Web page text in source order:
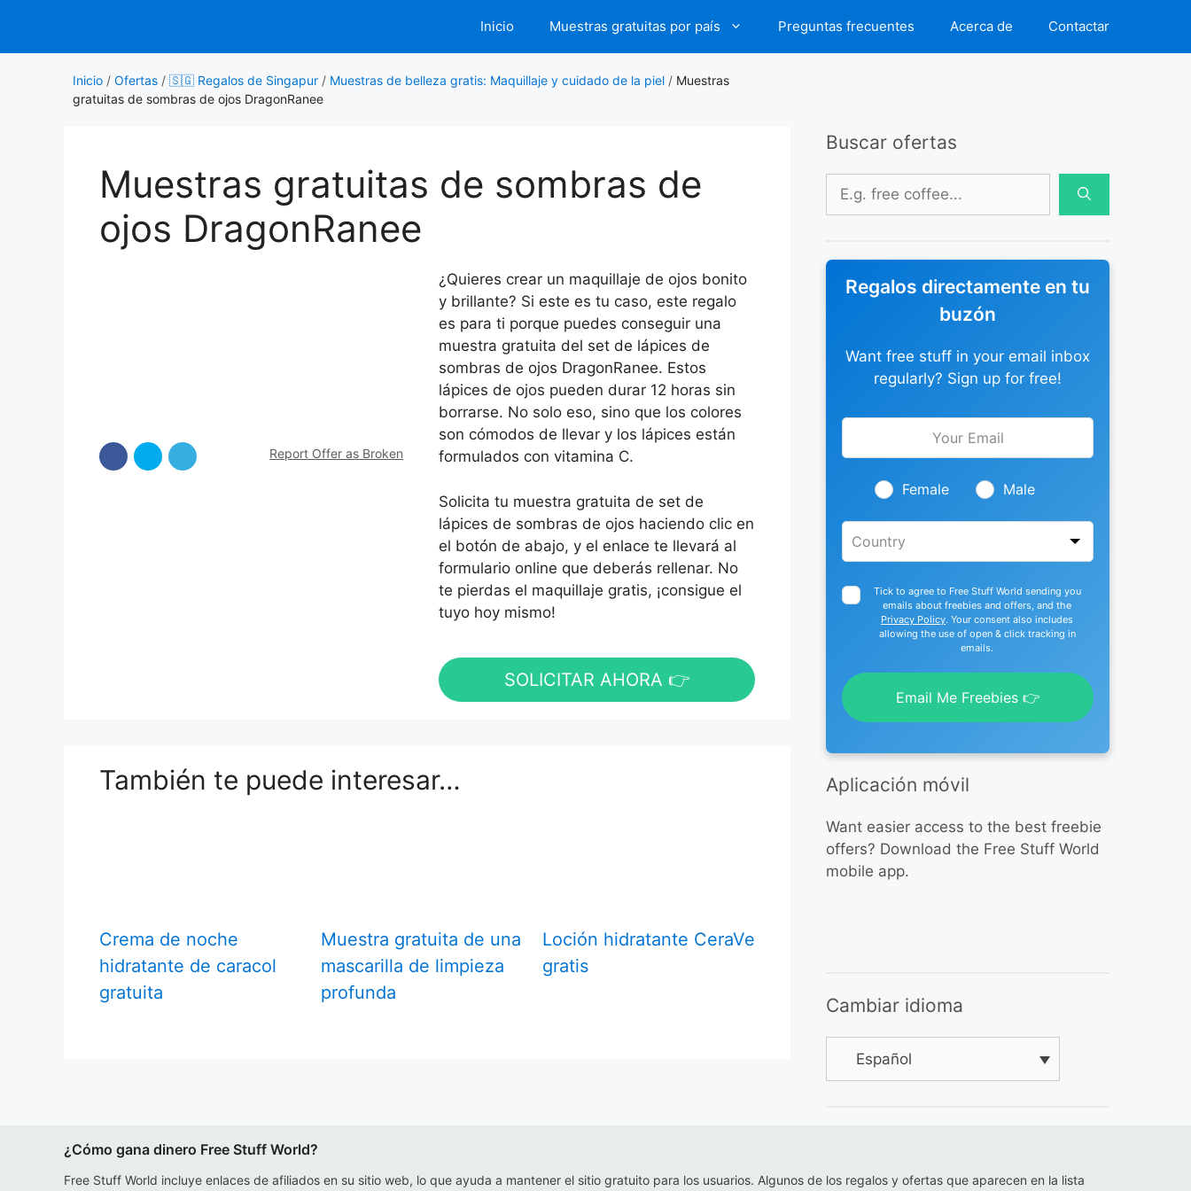
contenido
Inicio Muestras gratuitas por país Preguntas frecuentes Acerca de Contactar
Inicio / Ofertas / 🇸🇬 Regalos de Singapur / Muestras de belleza gratis: Maquillaje y cuidado de la piel / Muestras
gratuitas de sombras de ojos DragonRanee
Muestras gratuitas de sombras de
ojos DragonRanee
Report Offer as Broken
¿Quieres crear un maquillaje de ojos bonito
y brillante? Si este es tu caso, este regalo
es para ti porque puedes conseguir una
muestra gratuita del set de lápices de
sombras de ojos DragonRanee. Estos
lápices de ojos pueden durar 12 horas sin
borrarse. No solo eso, sino que los colores
son cómodos de llevar y los lápices están
formulados con vitamina C.
Solicita tu muestra gratuita de set de
lápices de sombras de ojos haciendo clic en
el botón de abajo, y el enlace te llevará al
formulario online que deberás rellenar. No
te pierdas el maquillaje gratis, ¡consigue el
tuyo hoy mismo!
SOLICITAR AHORA 👉
También te puede interesar…
Crema de noche
hidratante de caracol
gratuita
Muestra gratuita de una
mascarilla de limpieza
profunda
Loción hidratante CeraVe
gratis
Buscar ofertas
Buscar:
Regalos directamente en tu
buzón
Want free stuff in your email inbox
regularly? Sign up for free!
Leave
blank
Female Male
Tick to agree to Free Stuff World sending you
emails about freebies and offers, and the
Privacy Policy. Your consent also includes
allowing the use of open & click tracking in
emails.
Email Me Freebies 👉
Aplicación móvil
Want easier access to the best freebie
offers? Download the Free Stuff World
mobile app.
Cambiar idioma
Español
¿Cómo gana dinero Free Stuff World?
Free Stuff World incluye enlaces de afiliados en su sitio web, lo que ayuda a mantener el sitio gratuito para los usuarios. Algunos de los regalos y ofertas que aparecen en la lista